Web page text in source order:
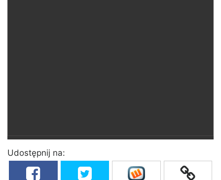
Udostępnij na: